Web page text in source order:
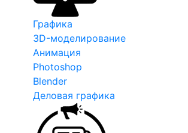
Графика
3D-моделирование
Анимация
Photoshop
Blender
Деловая графика